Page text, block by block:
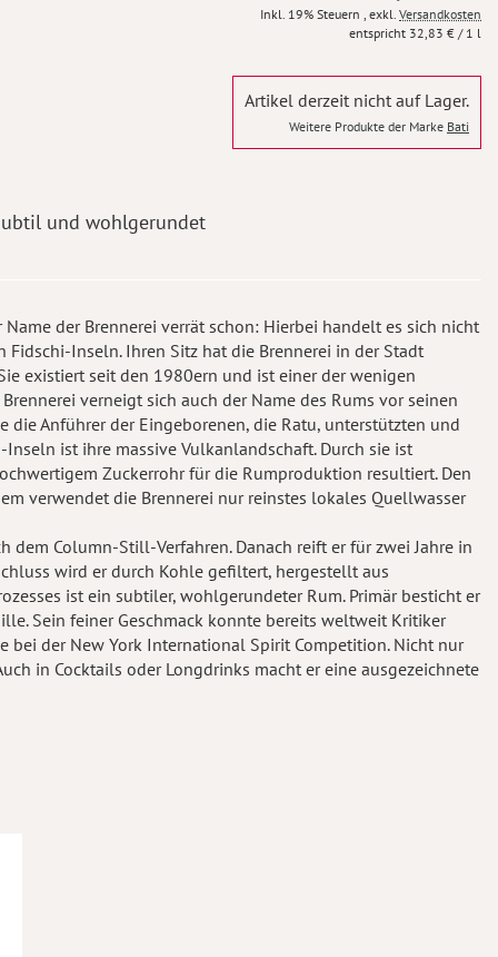
Inkl. 19% Steuern , exkl. Versandkosten
32,83 € / 1 l
Artikel derzeit nicht auf Lager.
Weitere Produkte der Marke Bati
und wohlgerundet
der Brennerei verrät schon: Hierbei handelt es sich nicht
Inseln. Ihren Sitz hat die Brennerei in der Stadt
existiert seit den 1980ern und ist einer der wenigen
verneigt sich auch der Name des Rums vor seinen
die Anführer der Eingeborenen, die Ratu, unterstützten und
ist ihre massive Vulkanlandschaft. Durch sie ist
Zuckerrohr für die Rumproduktion resultiert. Den
verwendet die Brennerei nur reinstes lokales Quellwasser
dem Column-Still-Verfahren. Danach reift er für zwei Jahre in
wird er durch Kohle gefiltert, hergestellt aus
ist ein subtiler, wohlgerundeter Rum. Primär besticht er
Sein feiner Geschmack konnte bereits weltweit Kritiker
der New York International Spirit Competition. Nicht nur
in Cocktails oder Longdrinks macht er eine ausgezeichnete